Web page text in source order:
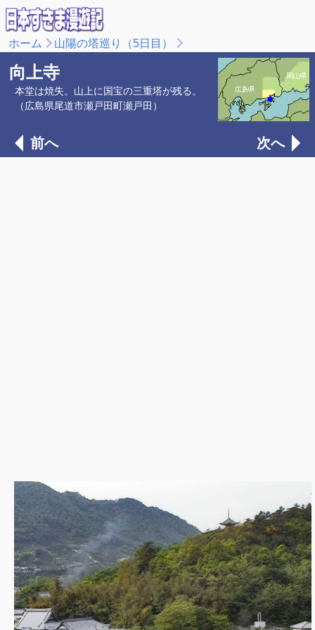
ホーム 山陽の塔巡り（5日目）
向上寺
本堂は焼失。山上に国宝の三重塔が残る。
（広島県尾道市瀬戸田町瀬戸田）
前へ 次へ